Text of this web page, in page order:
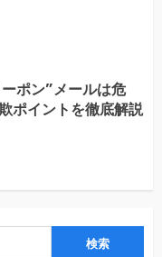
ポン”メールは危
ポイントを徹底解説